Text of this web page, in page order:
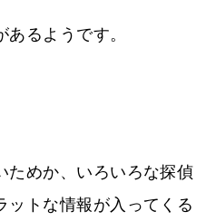
るようです。
ためか、いろいろな探偵
ットな情報が入ってくる